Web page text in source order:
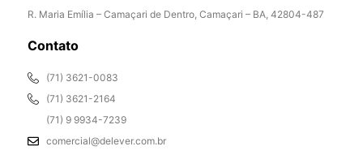
R. Maria Emília – Camaçari de Dentro, Camaçari – BA, 42804-487
Contato
(71) 3621-0083
(71) 3621-2164
(71) 9 9934-7239
comercial@delever.com.br